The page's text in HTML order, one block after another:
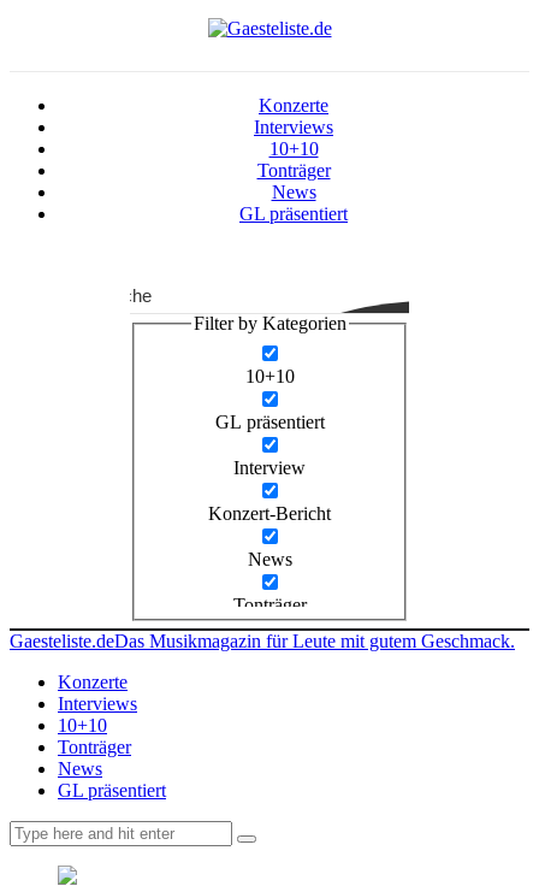
Konzerte
Interviews
10+10
Tonträger
News
GL präsentiert
Suche
Filter by Kategorien
10+10
GL präsentiert
Interview
Konzert-Bericht
News
Tonträger
Gaesteliste.deDas Musikmagazin für Leute mit gutem Geschmack.
Konzerte
Interviews
10+10
Tonträger
News
GL präsentiert